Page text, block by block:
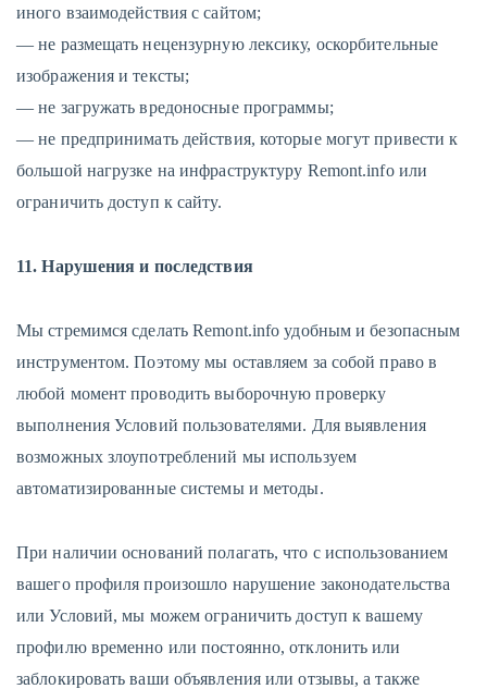
иного взаимодействия с сайтом;
— не размещать нецензурную лексику, оскорбительные
изображения и тексты;
— не загружать вредоносные программы;
— не предпринимать действия, которые могут привести к
большой нагрузке на инфраструктуру Remont.info или
ограничить доступ к сайту.
11. Нарушения и последствия
Мы стремимся сделать Remont.info удобным и безопасным
инструментом. Поэтому мы оставляем за собой право в
любой момент проводить выборочную проверку
выполнения Условий пользователями. Для выявления
возможных злоупотреблений мы используем
автоматизированные системы и методы.
При наличии оснований полагать, что с использованием
вашего профиля произошло нарушение законодательства
или Условий, мы можем ограничить доступ к вашему
профилю временно или постоянно, отклонить или
заблокировать ваши объявления или отзывы, а также